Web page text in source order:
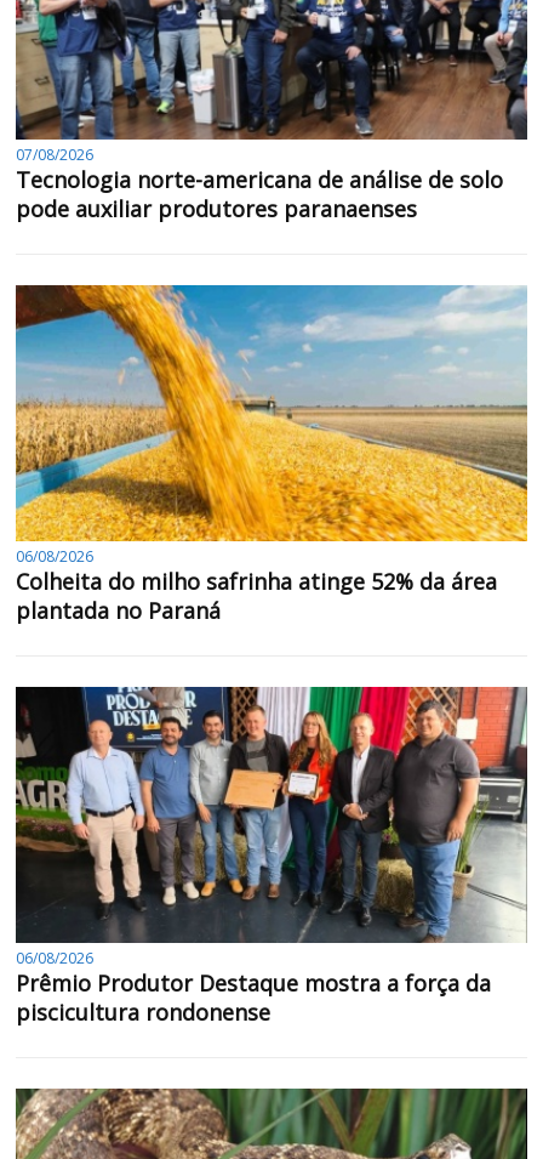
07/08/2026
Tecnologia norte-americana de análise de solo
pode auxiliar produtores paranaenses
06/08/2026
Colheita do milho safrinha atinge 52% da área
plantada no Paraná
06/08/2026
Prêmio Produtor Destaque mostra a força da
piscicultura rondonense